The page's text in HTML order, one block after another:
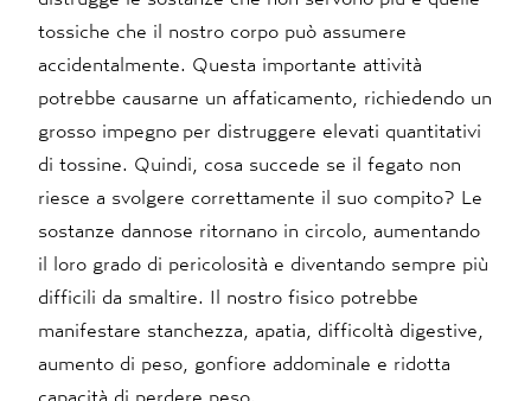
tossiche che il nostro corpo può assumere
accidentalmente. Questa importante attività
potrebbe causarne un affaticamento, richiedendo un
grosso impegno per distruggere elevati quantitativi
di tossine. Quindi, cosa succede se il fegato non
riesce a svolgere correttamente il suo compito? Le
sostanze dannose ritornano in circolo, aumentando
il loro grado di pericolosità e diventando sempre più
difficili da smaltire. Il nostro fisico potrebbe
manifestare stanchezza, apatia, difficoltà digestive,
aumento di peso, gonfiore addominale e ridotta
capacità di perdere peso.